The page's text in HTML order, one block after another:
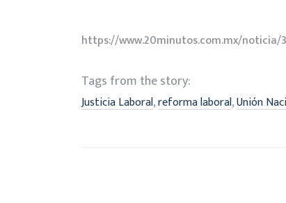
https://www.20minutos.com.mx/
Tags from the story:
Justicia Laboral,reforma laboral,Unión